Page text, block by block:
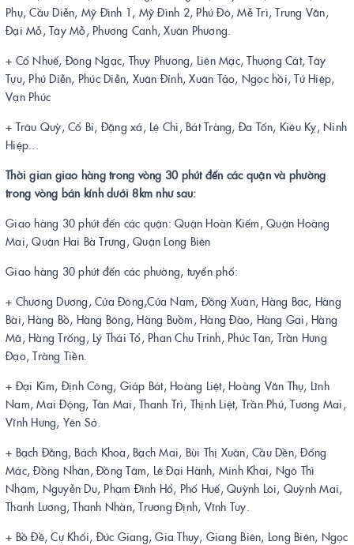
Phụ, Cầu Diễn, Mỹ Đình 1, Mỹ Đình 2, Phú Đô, Mễ Trì, Trung Văn,
Đại Mỗ, Tây Mỗ, Phương Canh, Xuân Phương.
+ Cổ Nhuế, Đông Ngạc, Thụy Phương, Liên Mạc, Thượng Cát, Tây
Tựu, Phú Diễn, Phúc Diễn, Xuân Đỉnh, Xuân Tảo, Ngọc hồi, Tứ Hiệp,
Vạn Phúc
+ Trâu Quỳ, Cổ Bi, Đặng xá, Lệ Chi, Bát Tràng, Đa Tốn, Kiêu Kỵ, Ninh
Hiệp...
Thời gian giao hàng trong vòng 30 phút đến các quận và phường
trong vòng bán kính dưới 8km như sau:
Giao hàng 30 phút đến các quận: Quận Hoàn Kiếm, Quận Hoàng
Mai, Quận Hai Bà Trưng, Quận Long Biên
Giao hàng 30 phút đến các phường, tuyến phố:
+ Chương Dương, Cửa Đông,Cửa Nam, Đồng Xuân, Hàng Bạc, Hàng
Bài, Hàng Bồ, Hàng Bông, Hàng Buồm, Hàng Đào, Hàng Gai, Hàng
Mã, Hàng Trống, Lý Thái Tổ, Phan Chu Trinh, Phúc Tân, Trần Hưng
Đạo, Tràng Tiền.
+ Đại Kim, Định Công, Giáp Bát, Hoàng Liệt, Hoàng Văn Thụ, Lĩnh
Nam, Mai Động, Tân Mai, Thanh Trì, Thịnh Liệt, Trần Phú, Tương Mai,
Vĩnh Hưng, Yên Sở.
+ Bạch Đằng, Bách Khoa, Bạch Mai, Bùi Thị Xuân, Cầu Dền, Đống
Mác, Đồng Nhân, Đồng Tâm, Lê Đại Hành, Minh Khai, Ngô Thì
Nhậm, Nguyễn Du, Phạm Đình Hổ, Phố Huế, Quỳnh Lôi, Quỳnh Mai,
Thanh Lương, Thanh Nhàn, Trương Định, Vĩnh Tuy.
+ Bồ Đề, Cự Khối, Đức Giang, Gia Thụy, Giang Biên, Long Biên, Ngọc